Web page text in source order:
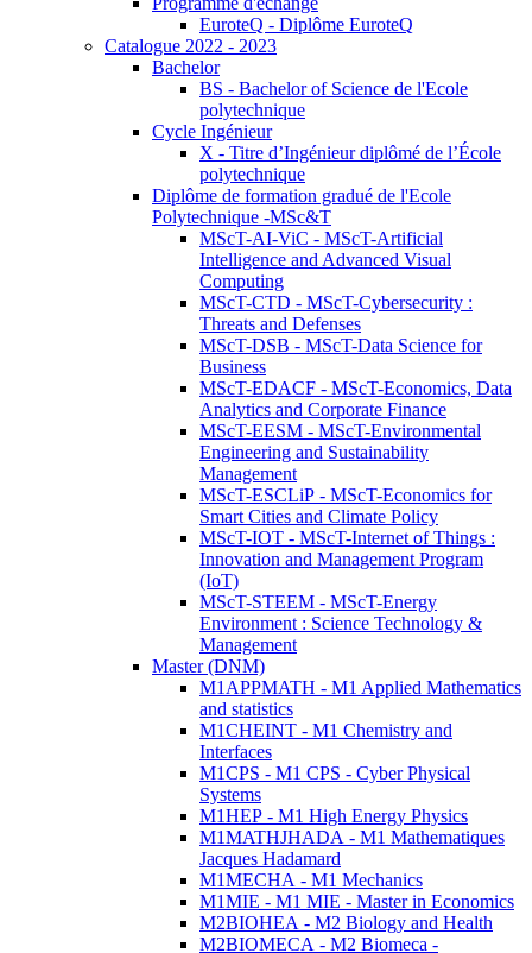
EuroteQ - Diplôme EuroteQ
Catalogue 2022 - 2023
Bachelor
BS - Bachelor of Science de l'Ecole
polytechnique
Cycle Ingénieur
X - Titre d’Ingénieur diplômé de l’École
polytechnique
Diplôme de formation gradué de l'Ecole
Polytechnique -MSc&T
MScT-AI-ViC - MScT-Artificial
Intelligence and Advanced Visual
Computing
MScT-CTD - MScT-Cybersecurity :
Threats and Defenses
MScT-DSB - MScT-Data Science for
Business
MScT-EDACF - MScT-Economics, Data
Analytics and Corporate Finance
MScT-EESM - MScT-Environmental
Engineering and Sustainability
Management
MScT-ESCLiP - MScT-Economics for
Smart Cities and Climate Policy
MScT-IOT - MScT-Internet of Things :
Innovation and Management Program
(IoT)
MScT-STEEM - MScT-Energy
Environment : Science Technology &
Management
Master (DNM)
M1APPMATH - M1 Applied Mathematics
and statistics
M1CHEINT - M1 Chemistry and
Interfaces
M1CPS - M1 CPS - Cyber Physical
Systems
M1HEP - M1 High Energy Physics
M1MATHJHADA - M1 Mathematiques
Jacques Hadamard
M1MECHA - M1 Mechanics
M1MIE - M1 MIE - Master in Economics
M2BIOHEA - M2 Biology and Health
M2BIOMECA - M2 Biomeca -